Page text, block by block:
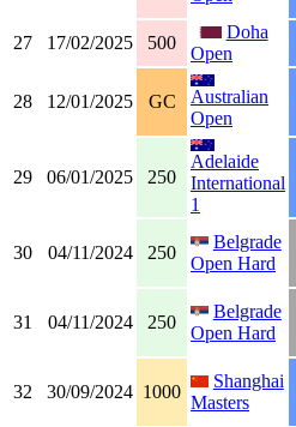
27
17/02/2025 500
Doha
Open
28 12/01/2025 GC
Australian
Open
29 06/01/2025 250
Adelaide
International
1
30 04/11/2024 250
Belgrade
Open Hard
31 04/11/2024 250
Belgrade
Open Hard
32 30/09/2024 1000
Shanghai
Masters